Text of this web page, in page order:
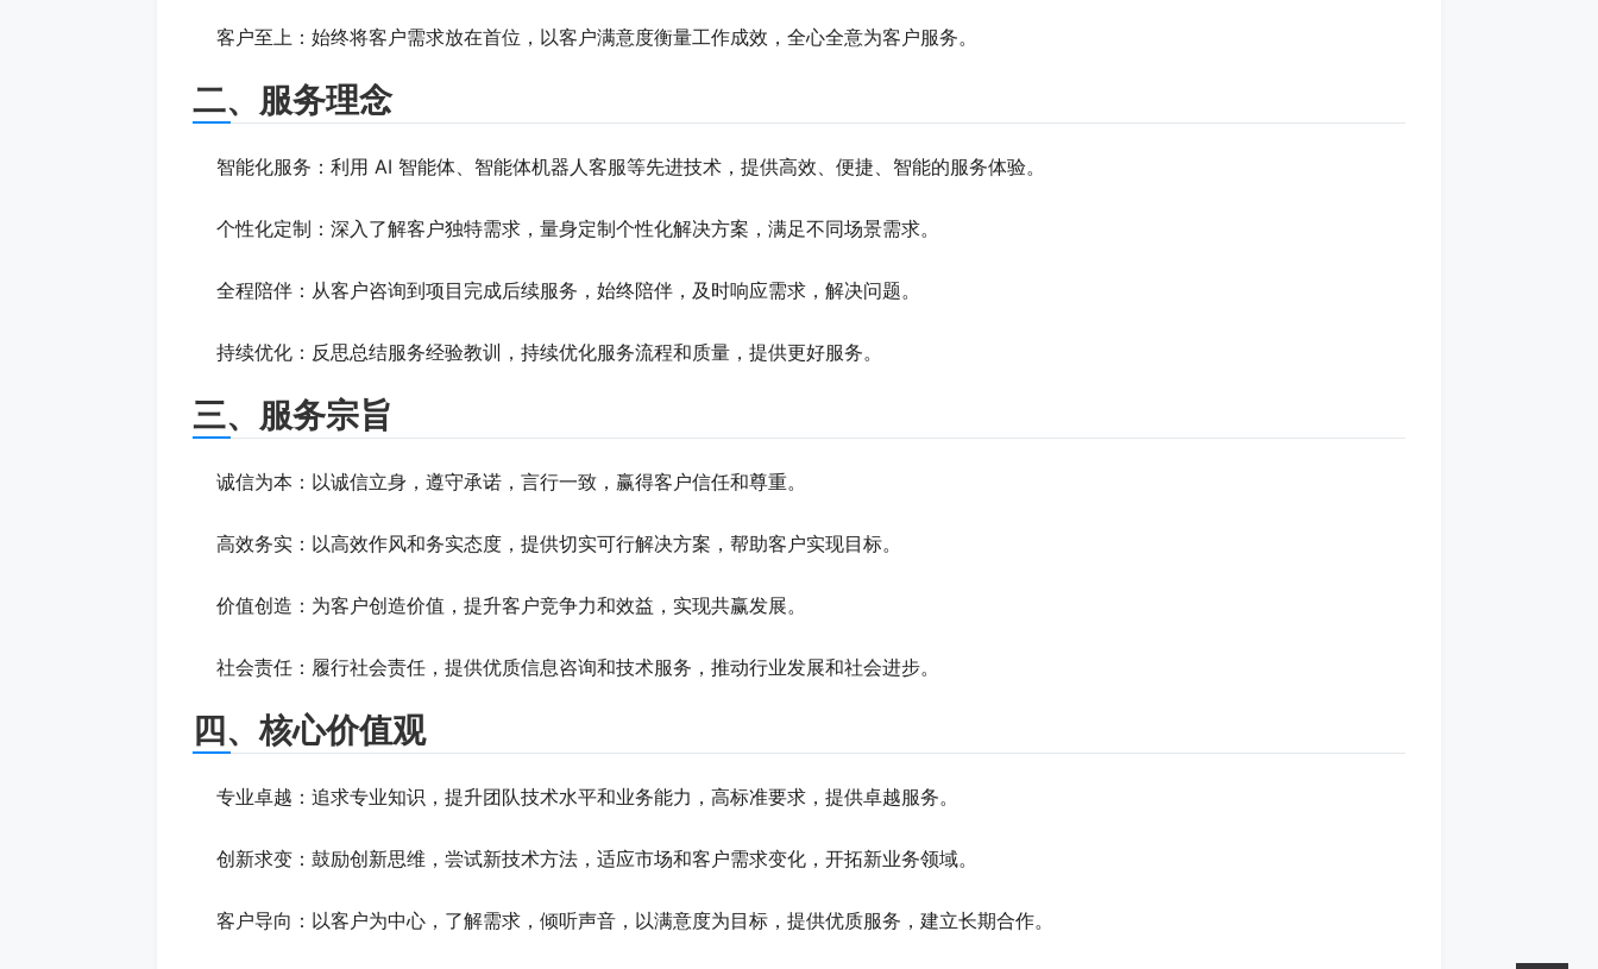
客户至上：始终将客户需求放在首位，以客户满意度衡量工作成效，全心全意为客户服务。
二、服务理念
智能化服务：利用 AI 智能体、智能体机器人客服等先进技术，提供高效、便捷、智能的服务体验。
个性化定制：深入了解客户独特需求，量身定制个性化解决方案，满足不同场景需求。
全程陪伴：从客户咨询到项目完成后续服务，始终陪伴，及时响应需求，解决问题。
持续优化：反思总结服务经验教训，持续优化服务流程和质量，提供更好服务。
三、服务宗旨
诚信为本：以诚信立身，遵守承诺，言行一致，赢得客户信任和尊重。
高效务实：以高效作风和务实态度，提供切实可行解决方案，帮助客户实现目标。
价值创造：为客户创造价值，提升客户竞争力和效益，实现共赢发展。
社会责任：履行社会责任，提供优质信息咨询和技术服务，推动行业发展和社会进步。
四、核心价值观
专业卓越：追求专业知识，提升团队技术水平和业务能力，高标准要求，提供卓越服务。
创新求变：鼓励创新思维，尝试新技术方法，适应市场和客户需求变化，开拓新业务领域。
客户导向：以客户为中心，了解需求，倾听声音，以满意度为目标，提供优质服务，建立长期合作。